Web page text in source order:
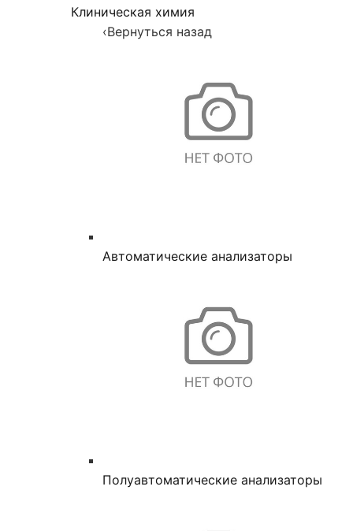
Клиническая химия
‹Вернуться назад
Автоматические анализаторы
Полуавтоматические анализаторы